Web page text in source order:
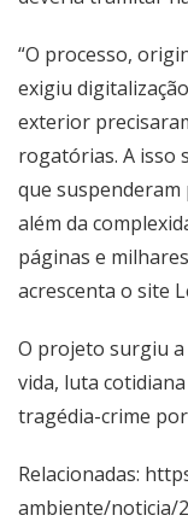
“O processo,
exigiu
exterior
rogatórias. A isso
que
além da
páginas e
acrescenta o site
O projeto surgiu
vida, luta
tragédia-crime
Relacionadas:
ambiente/noticia/